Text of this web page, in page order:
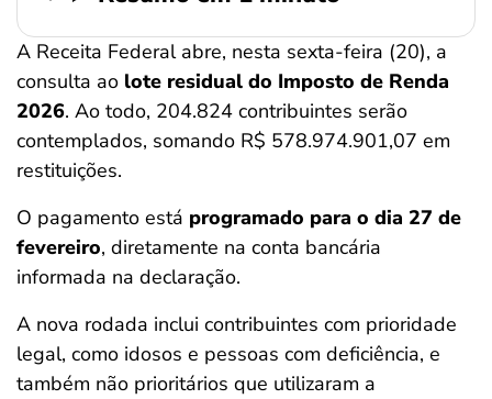
A Receita Federal abre, nesta sexta-feira (20), a
consulta ao lote residual do Imposto de Renda
2026. Ao todo, 204.824 contribuintes serão
contemplados, somando R$ 578.974.901,07 em
restituições.
O pagamento está programado para o dia 27 de
fevereiro, diretamente na conta bancária
informada na declaração.
A nova rodada inclui contribuintes com prioridade
legal, como idosos e pessoas com deficiência, e
também não prioritários que utilizaram a